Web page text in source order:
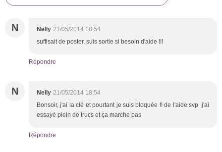
N Nelly 21/05/2014 18:54
suffisait de poster, suis sortie si besoin d'aide !!!
Répondre
N Nelly 21/05/2014 18:54
Bonsoir, j'ai la clé et pourtant je suis bloquée !! de l'aide svp j'ai
essayé plein de trucs et ça marche pas
Répondre